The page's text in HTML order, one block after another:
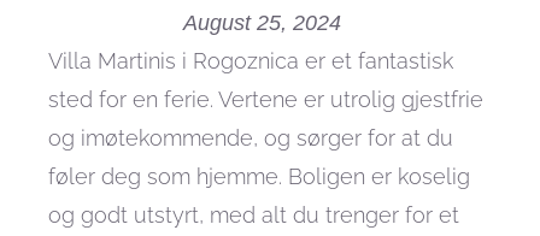
August 25, 2024
Villa Martinis i Rogoznica er et fantastisk
sted for en ferie. Vertene er utrolig gjestfrie
og imøtekommende, og sørger for at du
føler deg som hjemme. Boligen er koselig
og godt utstyrt, med alt du trenger for et